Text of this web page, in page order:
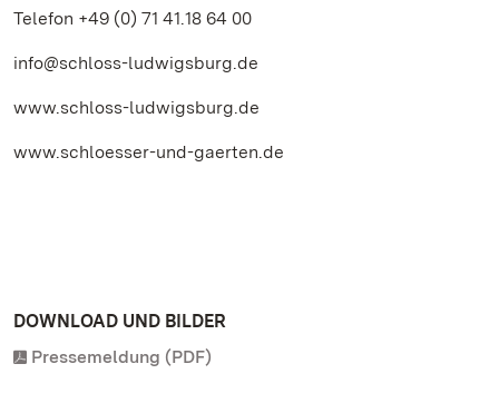
Telefon +49 (0) 71 41.18 64 00
info@schloss-ludwigsburg.de
www.schloss-ludwigsburg.de
www.schloesser-und-gaerten.de
DOWNLOAD UND BILDER
Pressemeldung (PDF)